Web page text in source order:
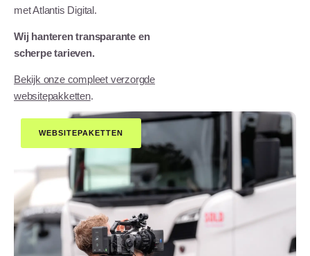
metAtlantis Digital.
Wij hanteren transparante en
scherpe tarieven.
Bekijk onze compleet verzorgde
websitepakketten.
WEBSITEPAKETTEN